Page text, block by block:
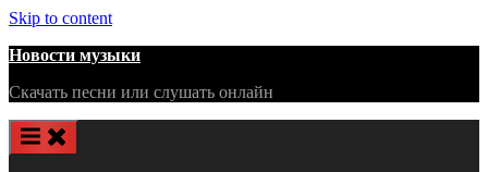
Skip to content
Новости музыки
Скачать песни или слушать онлайн